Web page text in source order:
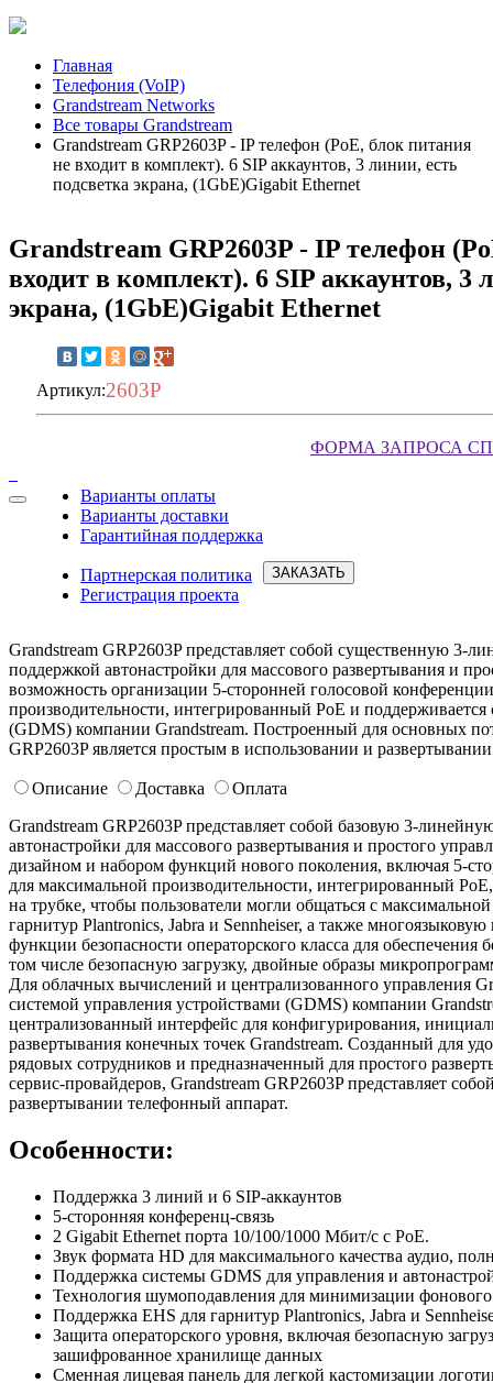
Главная
Телефония (VoIP)
Grandstream Networks
Все товары Grandstream
Grandstream GRP2603P - IP телефон (PoE, блок питания
не входит в комплект). 6 SIP аккаунтов, 3 линии, есть
подсветка экрана, (1GbE)Gigabit Ethernet
Grandstream GRP2603P - IP телефон
входит в комплект). 6 SIP аккаунтов, 3
экрана, (1GbE)Gigabit Ethernet
Артикул:2603P
ФОРМА ЗАПРОСА
Варианты оплаты
Варианты доставки
Гарантийная поддержка
Партнерская политика
Регистрация проекта
ЗАКАЗАТЬ
Grandstream GRP2603P представляет собой существенную 3-
поддержкой автонастройки для массового развертывания и
возможность организации 5-сторонней голосовой
производительности, интегрированный PoE и
(GDMS) компании Grandstream. Построенный для основных
GRP2603P является простым в использовании и
Описание Доставка
Оплата
Grandstream GRP2603P представляет собой базовую 3-
автонастройки для массового развертывания и простого
дизайном и набором функций нового поколения, включая 5-
для максимальной производительности, интегрированный
на трубке, чтобы пользователи могли общаться с
гарнитур Plantronics, Jabra и Sennheiser, а также
функции безопасности операторского класса для обеспечения
том числе безопасную загрузку, двойные образы
Для облачных вычислений и централизованного управления
системой управления устройствами (GDMS) компании
централизованный интерфейс для конфигурирования,
развертывания конечных точек Grandstream. Созданный для
рядовых сотрудников и предназначенный для простого
сервис-провайдеров, Grandstream GRP2603P представляет
развертывании телефонный аппарат.
Особенности:
Поддержка 3 линий и 6 SIP-аккаунтов
5-сторонняя конференц-связь
2 Gigabit Ethernet порта 10/100/1000 Мбит/с с PoE.
Звук формата HD для максимального качества аудио,
Поддержка системы GDMS для управления и
Технология шумоподавления для минимизации
Поддержка EHS для гарнитур Plantronics, Jabra и
Защита операторского уровня, включая безопасную
зашифрованное хранилище данных
Сменная лицевая панель для легкой кастомизации